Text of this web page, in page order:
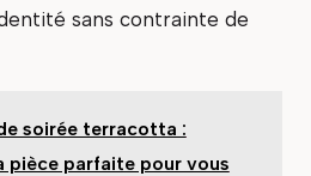
sans contrainte de
soirée terracotta :
pièce parfaite pour vous